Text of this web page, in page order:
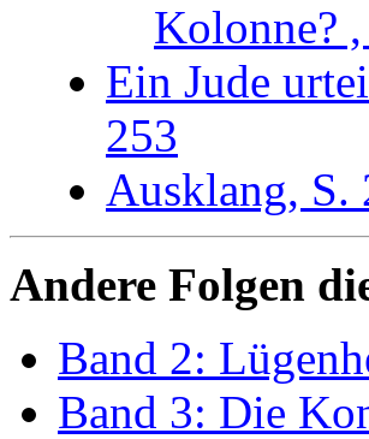
Kolonne?
Ein Jude
253
Ausklang, S.
Andere Folgen
Band 2:
Band 3: Die